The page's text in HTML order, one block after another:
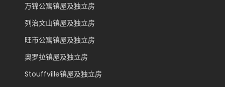
万锦公寓镇屋及独立房
列治文山镇屋及独立房
旺市公寓镇屋及独立房
奥罗拉镇屋及独立房
Stouffville镇屋及独立房